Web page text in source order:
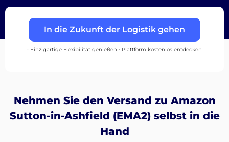
Deutsch
Registrieren
In die Zukunft der Logistik gehen
• Einzigartige Flexibilität genießen • Plattform kostenlos entdecken
Nehmen Sie den Versand zu Amazon
Sutton-in-Ashfield (EMA2) selbst in die
Hand